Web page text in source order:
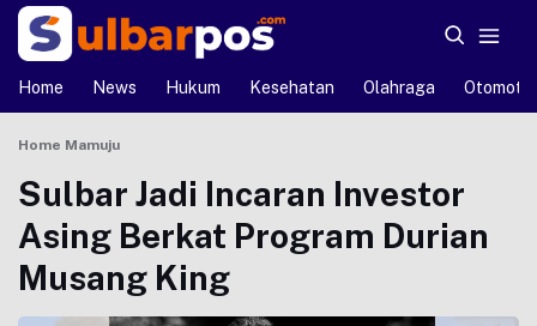
Home News Hukum Kesehatan Olahraga Otomotif
Home Mamuju
Sulbar Jadi Incaran Investor
Asing Berkat Program Durian
Musang King